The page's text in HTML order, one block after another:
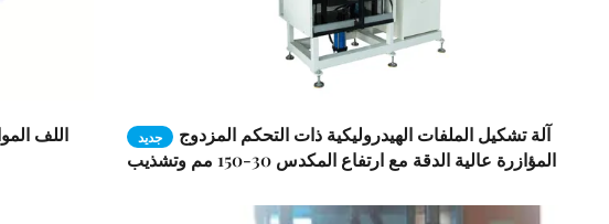
اللف
جديد
آلة تشكيل الملفات الهيدروليكية ذات التحكم المزدوج
المؤازرة عالية الدقة مع ارتفاع المكدس 30-150 مم وتشذيب